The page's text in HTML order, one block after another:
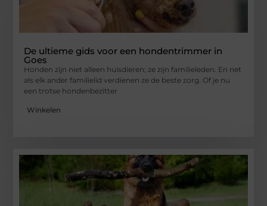
De ultieme gids voor een hondentrimmer in
Goes
Honden zijn niet alleen huisdieren; ze zijn familieleden. En net
als elk ander familielid verdienen ze de beste zorg. Of je nu
een trotse hondenbezitter
Winkelen